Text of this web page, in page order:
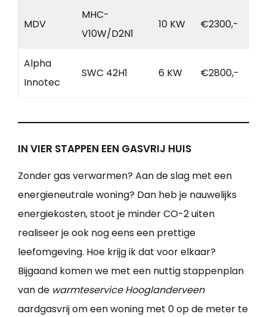
MDV
MHC-
V10W/D2N1
10 KW €2300,-
Alpha
Innotec
SWC 42H1 6 KW €2800,-
IN VIER STAPPEN EEN GASVRIJ HUIS
Zonder gas verwarmen? Aan de slag met een
energieneutrale woning? Dan heb je nauwelijks
energiekosten, stoot je minder CO-2 uiten
realiseer je ook nog eens een prettige
leefomgeving. Hoe krijg ik dat voor elkaar?
Bijgaand komen we met een nuttig stappenplan
van de warmteservice Hooglanderveen
aardgasvrij om een woning met 0 op de meter te